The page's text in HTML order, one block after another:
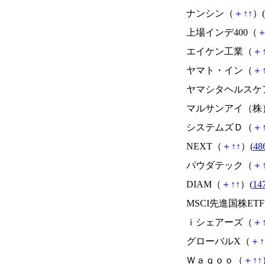
ナンシン（ ＋ ↑ ↑ ）(
上場インデ400（
エイケン工業（ ＋
ヤマト・イン（ ＋
ヤマシタヘルス
マルサンアイ（株
システムズＤ（ ＋
NEXT（ ＋ ↑ ↑ ）(
パウダテック（ ＋
DIAM（ ＋ ↑ ↑ ）(
MSCI先進国株
ｉシェアーズ（ ＋
グローバルX（ ＋ ↑
Ｗａｑｏｏ（ ＋ ↑ ↑